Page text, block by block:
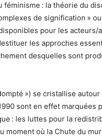
: la théorie du
de signification »
pour les acteurs/
les approches
desquelles sont
») se cristallise
sont en effet marquées
: les luttes pour la
moment où la Chute du